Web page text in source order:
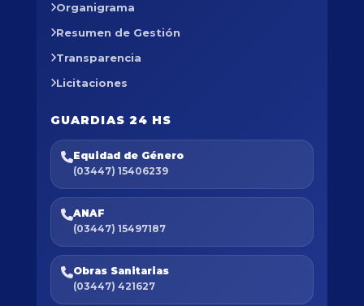
Organigrama
Resumen de Gestión
Transparencia
Licitaciones
GUARDIAS 24 HS
Equidad de Género
(03447) 15406239
ANAF
(03447) 15497187
Obras Sanitarias
(03447) 421627